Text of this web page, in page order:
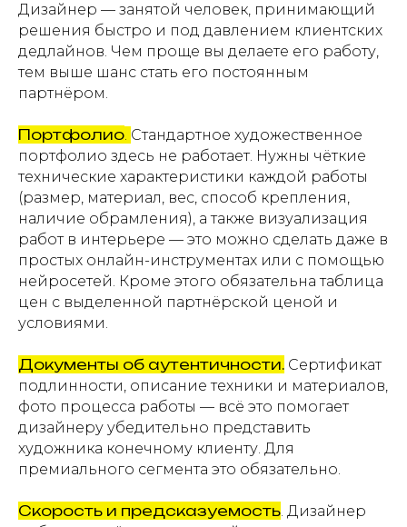
Дизайнер — занятой человек, принимающий
решения быстро и под давлением клиентских
дедлайнов. Чем проще вы делаете его работу,
тем выше шанс стать его постоянным
партнёром.
Портфолио. Стандартное художественное
портфолио здесь не работает. Нужны чёткие
технические характеристики каждой работы
(размер, материал, вес, способ крепления,
наличие обрамления), а также визуализация
работ в интерьере — это можно сделать даже в
простых онлайн-инструментах или с помощью
нейросетей. Кроме этого обязательна таблица
цен с выделенной партнёрской ценой и
условиями.
Документы об аутентичности. Сертификат
подлинности, описание техники и материалов,
фото процесса работы — всё это помогает
дизайнеру убедительно представить
художника конечному клиенту. Для
премиального сегмента это обязательно.
Скорость и предсказуемость. Дизайнер